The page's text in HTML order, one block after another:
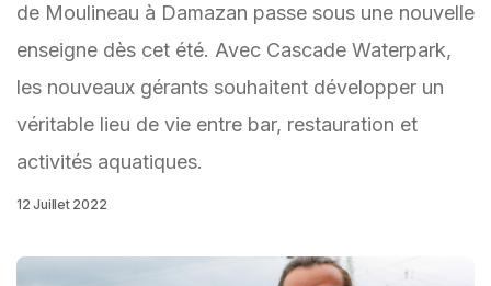
de Moulineau à Damazan passe sous une nouvelle
enseigne dès cet été. Avec Cascade Waterpark,
les nouveaux gérants souhaitent développer un
véritable lieu de vie entre bar, restauration et
activités aquatiques.
12 Juillet 2022